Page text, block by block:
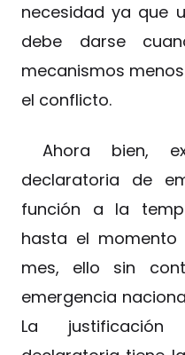
necesidad ya que
debe darse
mecanismos
el conflicto.
Ahora bien,
declaratoria de
función a la
hasta el
mes, ello sin
emergencia
La